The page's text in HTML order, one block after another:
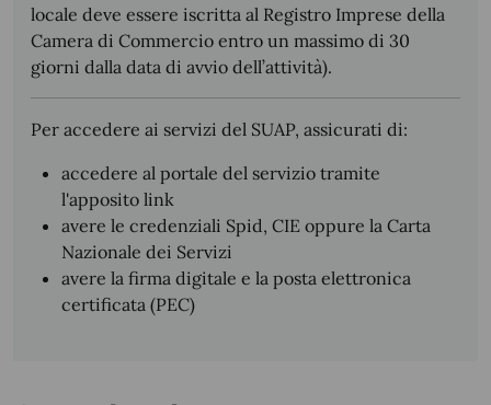
locale deve essere iscritta al Registro Imprese della
Camera di Commercio entro un massimo di 30
giorni dalla data di avvio dell’attività).
Per accedere ai servizi del SUAP, assicurati di:
accedere al portale del servizio tramite
l'apposito link
avere le credenziali Spid, CIE oppure la Carta
Nazionale dei Servizi
avere la firma digitale e la posta elettronica
certificata (PEC)